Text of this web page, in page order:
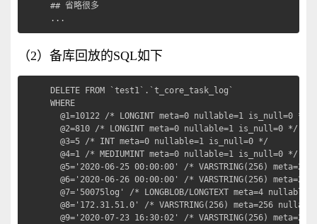
## 省略很多
...
（2）备库回放的SQL如下
DELETE FROM `test1`.`t_core_task_log`
WHERE
@1=10122 /* LONGINT meta=0 nullable=1 is_null=0 */
@2=810 /* LONGINT meta=0 nullable=1 is_null=0 */
@3=5 /* INT meta=0 nullable=1 is_null=0 */
@4=1 /* MEDIUMINT meta=0 nullable=1 is_null=0 */
@5='2020-06-25 00:00:00' /* VARSTRING(256)
@6='2020-06-26 00:00:00' /* VARSTRING(256)
@7='50075log' /* LONGBLOB/LONGTEXT meta=4
@8='172.31.51.0' /* VARSTRING(256) meta=256
@9='2020-07-23 16:30:02' /* VARSTRING(256)